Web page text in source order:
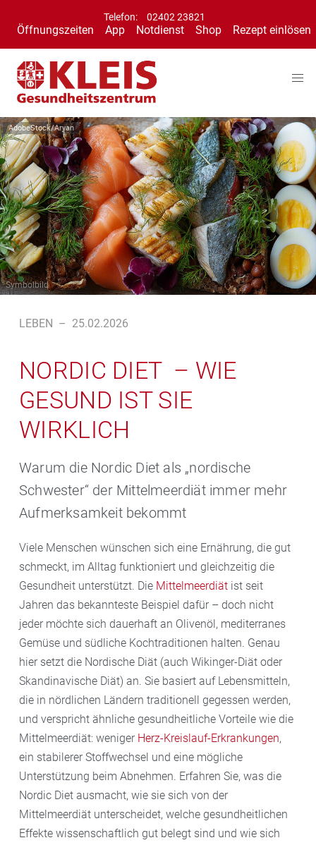
Telefon: 02402 23821
Öffnungszeiten App Notdienst Shop Rezept einlösen
AdobeStock/Aryan
Symbolbild
LEBEN – 25.02.2026
NORDIC DIET – WIE
GESUND IST SIE
WIRKLICH
Warum die Nordic Diet als „nordische
Schwester“ der Mittelmeerdiät immer mehr
Aufmerksamkeit bekommt
Viele Menschen wünschen sich eine Ernährung, die gut
schmeckt, im Alltag funktioniert und gleichzeitig die
Gesundheit unterstützt. Die Mittelmeerdiät ist seit
Jahren das bekannteste Beispiel dafür – doch nicht
jeder möchte sich dauerhaft an Olivenöl, mediterranes
Gemüse und südliche Kochtraditionen halten. Genau
hier setzt die Nordische Diät (auch Wikinger-Diät oder
Skandinavische Diät) an. Sie basiert auf Lebensmitteln,
die in nördlichen Ländern traditionell gegessen werden,
und verspricht ähnliche gesundheitliche Vorteile wie die
Mittelmeerdiät: weniger Herz-Kreislauf-Erkrankungen,
ein stabilerer Stoffwechsel und eine mögliche
Unterstützung beim Abnehmen. Erfahren Sie, was die
Nordic Diet ausmacht, wie sie sich von der
Mittelmeerdiät unterscheidet, welche gesundheitlichen
Effekte wissenschaftlich gut belegt sind und wie sich